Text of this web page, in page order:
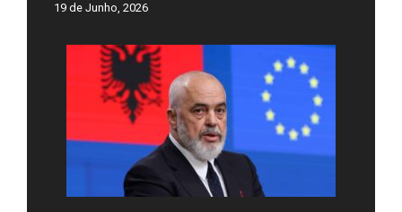
19 de Junho, 2026